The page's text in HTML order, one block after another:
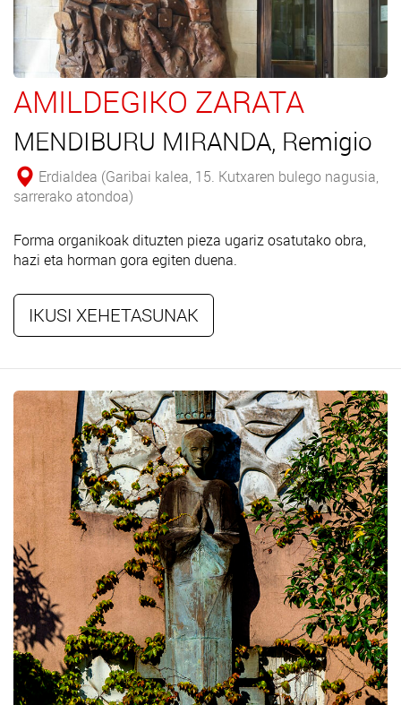
AMILDEGIKO ZARATA
MENDIBURU MIRANDA, Remigio
Erdialdea (Garibai kalea, 15. Kutxaren bulego nagusia,
sarrerako atondoa)
Forma organikoak dituzten pieza ugariz osatutako obra,
hazi eta horman gora egiten duena.
IKUSI XEHETASUNAK